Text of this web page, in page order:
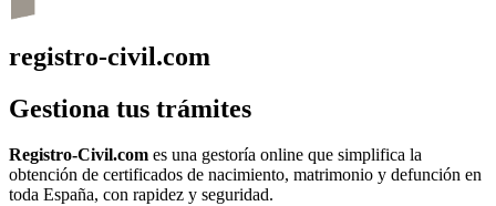
registro-civil.com
Gestiona tus trámites
Registro-Civil.com es una gestoría online que simplifica la
obtención de certificados de nacimiento, matrimonio y defunción en
toda España, con rapidez y seguridad.